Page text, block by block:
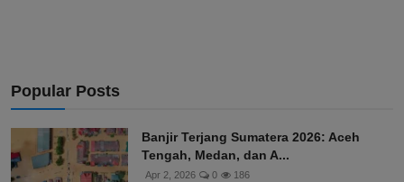
Popular Posts
Banjir Terjang Sumatera 2026: Aceh
Tengah, Medan, dan A...
Apr 2, 2026 0 186